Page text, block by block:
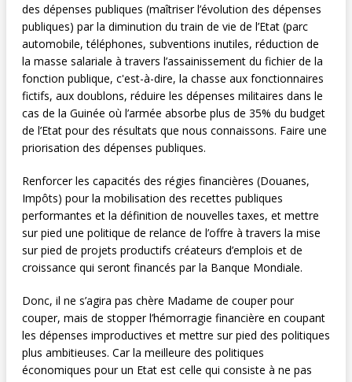
des dépenses publiques (maîtriser l’évolution des dépenses
publiques) par la diminution du train de vie de l’Etat (parc
automobile, téléphones, subventions inutiles, réduction de
la masse salariale à travers l’assainissement du fichier de la
fonction publique, c'est-à-dire, la chasse aux fonctionnaires
fictifs, aux doublons, réduire les dépenses militaires dans le
cas de la Guinée où l’armée absorbe plus de 35% du budget
de l’Etat pour des résultats que nous connaissons. Faire une
priorisation des dépenses publiques.
Renforcer les capacités des régies financières (Douanes,
Impôts) pour la mobilisation des recettes publiques
performantes et la définition de nouvelles taxes, et mettre
sur pied une politique de relance de l’offre à travers la mise
sur pied de projets productifs créateurs d’emplois et de
croissance qui seront financés par la Banque Mondiale.
Donc, il ne s’agira pas chère Madame de couper pour
couper, mais de stopper l’hémorragie financière en coupant
les dépenses improductives et mettre sur pied des politiques
plus ambitieuses. Car la meilleure des politiques
économiques pour un Etat est celle qui consiste à ne pas